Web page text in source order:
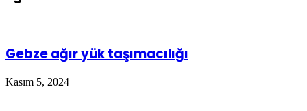
Gebze ağır yük taşımacılığı
Kasım 5, 2024